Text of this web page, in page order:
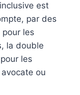
est
par des
les
la double
les
ou